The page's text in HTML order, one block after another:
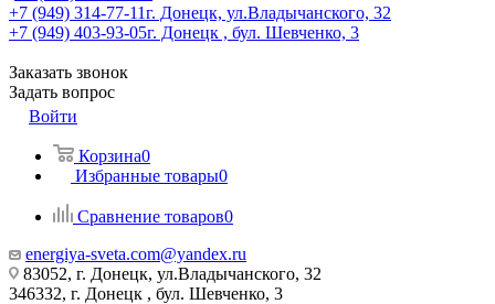
+7 (949) 314-77-11г. Донецк, ул.Владычанского, 32
+7 (949) 403-93-05г. Донецк , бул. Шевченко, 3
Заказать звонок
Задать вопрос
Войти
Корзина0
Избранные товары0
Сравнение товаров0
energiya-sveta.com@yandex.ru
83052, г. Донецк, ул.Владычанского, 32
346332, г. Донецк , бул. Шевченко, 3